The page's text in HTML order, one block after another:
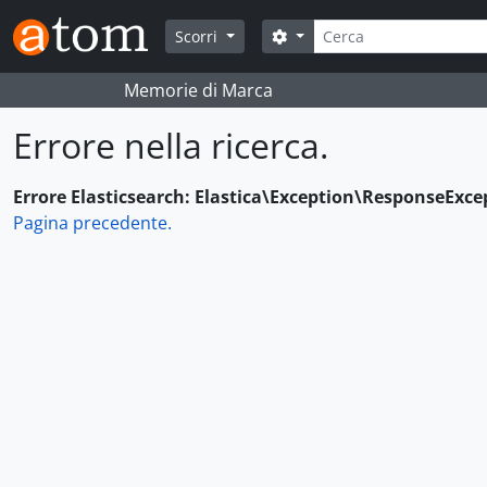
Skip to main content
Scorri
Cerca
Search options
Memorie di Marca
Errore nella ricerca.
Errore Elasticsearch:
Pagina precedente.